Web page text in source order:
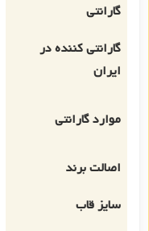
گارانتی
گارانتی کننده در
ایران
موارد گارانتی
اصالت برند
سایز قاب